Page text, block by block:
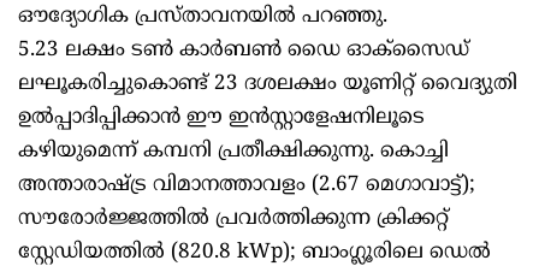
ഔദ്യോഗിക പ്രസ്താവനയിൽ പറഞ്ഞു.
5.23 ലക്ഷം ടൺ കാർബൺ ഡൈ ഓക്സൈഡ്
ലഘൂകരിച്ചുകൊണ്ട് 23 ദശലക്ഷം യൂണിറ്റ് വൈദ്യുതി
ഉൽപ്പാദിപ്പിക്കാൻ ഈ ഇൻസ്റ്റാളേഷനിലൂടെ
കഴിയുമെന്ന് കമ്പനി പ്രതീക്ഷിക്കുന്നു. കൊച്ചി
അന്താരാഷ്ട്ര വിമാനത്താവളം (2.67 മെഗാവാട്ട്);
സൗരോർജ്ജത്തിൽ പ്രവർത്തിക്കുന്ന ക്രിക്കറ്റ്
സ്റ്റേഡിയത്തിൽ (820.8 kWp); ബാംഗ്ലൂരിലെ ഡെൽ